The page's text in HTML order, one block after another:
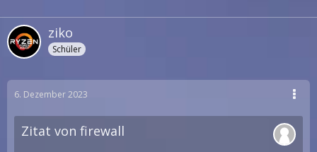
ziko
Schüler
6. Dezember 2023
Zitat von firewall